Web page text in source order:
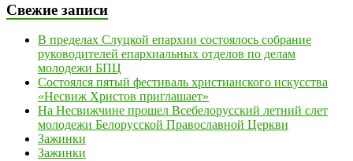
Свежие записи
В пределах Слуцкой епархии состоялось собрание
руководителей епархиальных отделов по делам
молодежи БПЦ
Состоялся пятый фестиваль христианского искусства
«Несвиж Христов приглашает»
На Несвижчине прошел Всебелорусский летний слет
молодежи Белорусской Православной Церкви
Зажинки
Зажинки